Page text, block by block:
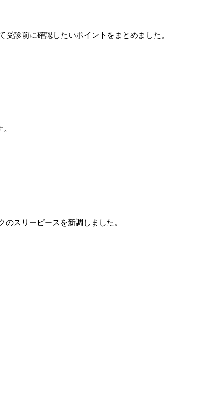
診前に確認したいポイントをまとめました。
スリーピースを新調しました。